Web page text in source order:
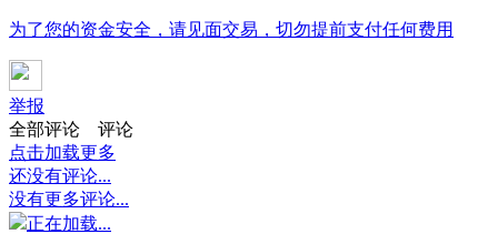
为了您的资金安全，请见面交易，切勿提前支付任何费用
举报
全部评论
评论
点击加载更多
还没有评论...
没有更多评论...
正在加载...